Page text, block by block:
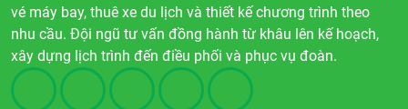
vé máy bay, thuê xe du lịch và thiết kế chương trình theo
nhu cầu. Đội ngũ tư vấn đồng hành từ khâu lên kế hoạch,
xây dựng lịch trình đến điều phối và phục vụ đoàn.